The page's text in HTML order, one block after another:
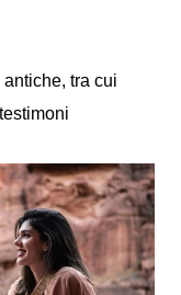
tra cui